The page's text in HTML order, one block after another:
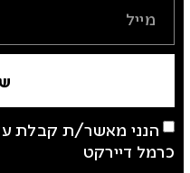
הנני מאשר/ת קבלת
כרמל דיירקט